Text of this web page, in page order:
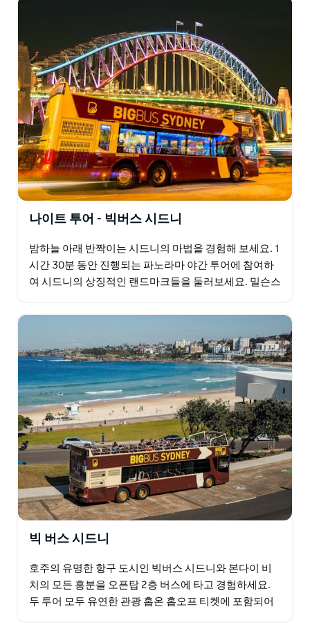
나이트 투어 - 빅버스 시드니
밤하늘 아래 반짝이는 시드니의 마법을 경험해 보세요. 1
시간 30분 동안 진행되는 파노라마 야간 투어에 참여하
여 시드니의 상징적인 랜드마크들을 둘러보세요. 밀슨스
고…
빅 버스 시드니
호주의 유명한 항구 도시인 빅버스 시드니와 본다이 비
치의 모든 흥분을 오픈탑 2층 버스에 타고 경험하세요.
두 투어 모두 유연한 관광 홉온 홉오프 티켓에 포함되어